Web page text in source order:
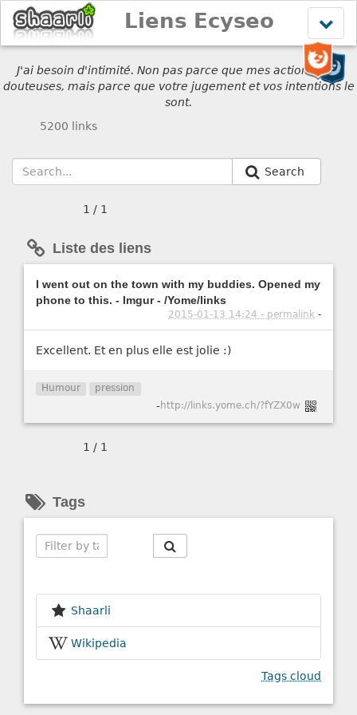
le
menu
Liens Ecyseo
J'ai besoin d'intimité. Non pas parce que mes actions sont
douteuses, mais parce que votre jugement et vos intentions le
sont.
5200 links
Search
1 / 1
Liste des liens
I went out on the town with my buddies. Opened my
phone to this. - Imgur - /Yome/links
2015-01-13 14:24 - permalink -
Excellent. Et en plus elle est jolie :)
Humour pression
-http://links.yome.ch/?fYZX0w
1 / 1
Tags
Shaarli
Wikipedia
Tags cloud